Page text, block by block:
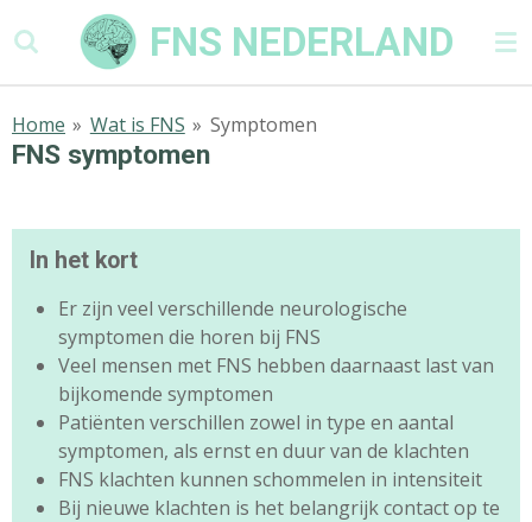
direct
hoofdinhoud
FNS NEDERLAND
Home » Wat is FNS » Symptomen
FNS symptomen
In het kort
Er zijn veel verschillende neurologische
symptomen die horen bij FNS
Veel mensen met FNS hebben daarnaast last van
bijkomende symptomen
Patiënten verschillen zowel in type en aantal
symptomen, als ernst en duur van de klachten
FNS klachten kunnen schommelen in intensiteit
Bij nieuwe klachten is het belangrijk contact op te